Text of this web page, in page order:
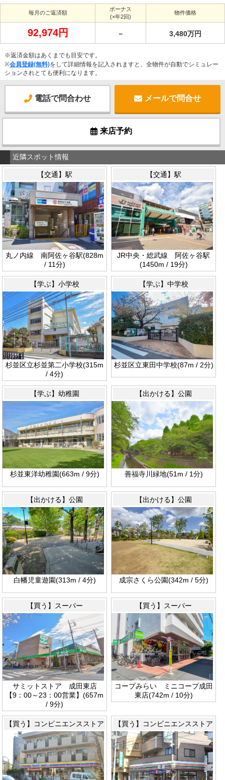
毎月のご返済額
ボーナス
(×年2回)
物件価格
92,974円 － 3,480万円
※返済金額はあくまでも目安です。
※会員登録(無料)をして詳細情報を記入されますと、全物件が自動でシミュレー
ションされとても便利になります。
電話で問合わせ メールで問合せ
来店予約
近隣スポット情報
【交通】駅
丸ノ内線 南阿佐ヶ谷駅(828m
/ 11分)
【交通】駅
JR中央・総武線 阿佐ヶ谷駅
(1450m / 19分)
【学ぶ】小学校
杉並区立杉並第二小学校(315m
/ 4分)
【学ぶ】中学校
杉並区立東田中学校(87m / 2分)
【学ぶ】幼稚園
杉並東洋幼稚園(663m / 9分)
【出かける】公園
善福寺川緑地(51m / 1分)
【出かける】公園
白幡児童遊園(313m / 4分)
【出かける】公園
成宗さくら公園(342m / 5分)
【買う】スーパー
サミットストア 成田東店
【9：00～23：00営業】(657m
/ 9分)
【買う】スーパー
コープみらい ミニコープ成田
東店(742m / 10分)
【買う】コンビニエンスストア 【買う】コンビニエンスストア